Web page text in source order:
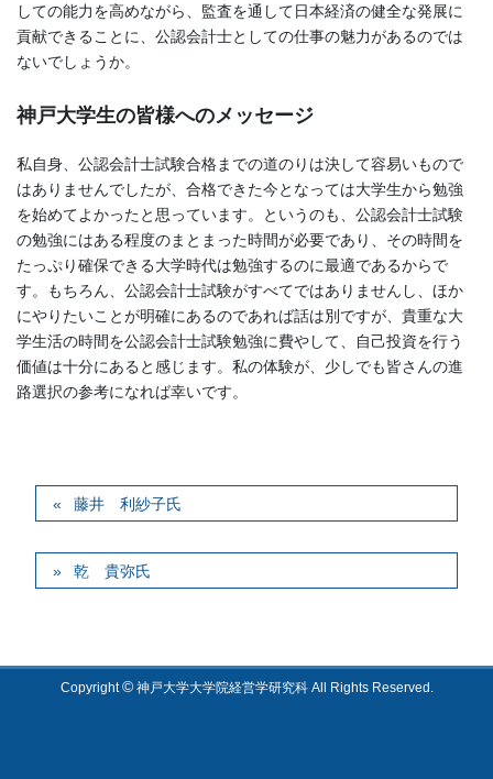
しての能力を高めながら、監査を通して日本経済の健全な発展に
貢献できることに、公認会計士としての仕事の魅力があるのでは
ないでしょうか。
神戸大学生の皆様へのメッセージ
私自身、公認会計士試験合格までの道のりは決して容易いもので
はありませんでしたが、合格できた今となっては大学生から勉強
を始めてよかったと思っています。というのも、公認会計士試験
の勉強にはある程度のまとまった時間が必要であり、その時間を
たっぷり確保できる大学時代は勉強するのに最適であるからで
す。もちろん、公認会計士試験がすべてではありませんし、ほか
にやりたいことが明確にあるのであれば話は別ですが、貴重な大
学生活の時間を公認会計士試験勉強に費やして、自己投資を行う
価値は十分にあると感じます。私の体験が、少しでも皆さんの進
路選択の参考になれば幸いです。
藤井 利紗子氏
乾 貴弥氏
Copyright©神戸大学大学院経営学研究科 All Rights Reserved.